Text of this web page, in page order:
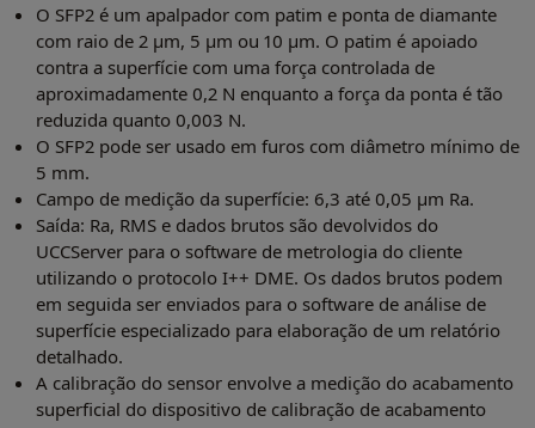
O SFP2 é um apalpador com patim e ponta de diamante
com raio de 2 μm, 5 μm ou 10 μm. O patim é apoiado
contra a superfície com uma força controlada de
aproximadamente 0,2 N enquanto a força da ponta é tão
reduzida quanto 0,003 N.
O SFP2 pode ser usado em furos com diâmetro mínimo de
5 mm.
Campo de medição da superfície: 6,3 até 0,05 μm Ra.
Saída: Ra, RMS e dados brutos são devolvidos do
UCCServer para o software de metrologia do cliente
utilizando o protocolo I++ DME. Os dados brutos podem
em seguida ser enviados para o software de análise de
superfície especializado para elaboração de um relatório
detalhado.
A calibração do sensor envolve a medição do acabamento
superficial do dispositivo de calibração de acabamento